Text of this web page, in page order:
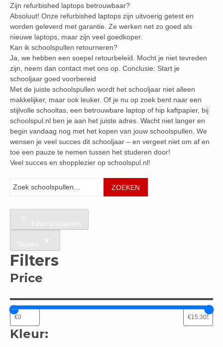
Zijn refurbished laptops betrouwbaar?
Absoluut! Onze refurbished laptops zijn uitvoerig getest en
worden geleverd met garantie. Ze werken net zo goed als
nieuwe laptops, maar zijn veel goedkoper.
Kan ik schoolspullen retourneren?
Ja, we hebben een soepel retourbeleid. Mocht je niet tevreden
zijn, neem dan contact met ons op. Conclusie: Start je
schooljaar goed voorbereid
Met de juiste schoolspullen wordt het schooljaar niet alleen
makkelijker, maar ook leuker. Of je nu op zoek bent naar een
stijlvolle schooltas, een betrouwbare laptop of hip kaftpapier, bij
schoolspul.nl ben je aan het juiste adres. Wacht niet langer en
begin vandaag nog met het kopen van jouw schoolspullen. We
wensen je veel succes dit schooljaar – en vergeet niet om af en
toe een pauze te nemen tussen het studeren door!
Veel succes en shopplezier op schoolspul.nl!
Zoeken
ZOEKEN
Filter producten
Sluiten
Filters
Price
Kleur: